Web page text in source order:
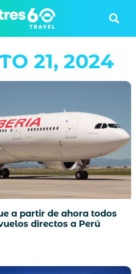
21, 2024
a partir de ahora todos
directos a Perú